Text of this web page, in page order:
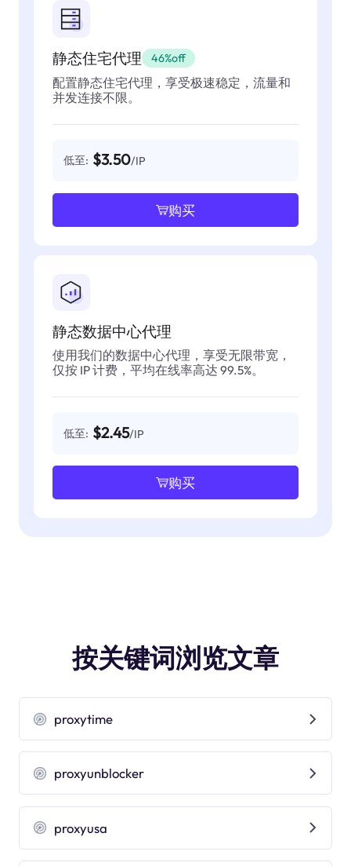
静态住宅代理 46%off
配置静态住宅代理，享受极速稳定，流量和
并发连接不限。
低至: $3.50/IP
购买
静态数据中心代理
使用我们的数据中心代理，享受无限带宽，
仅按 IP 计费，平均在线率高达 99.5%。
低至: $2.45/IP
购买
按关键词浏览文章
proxytime
proxyunblocker
proxyusa